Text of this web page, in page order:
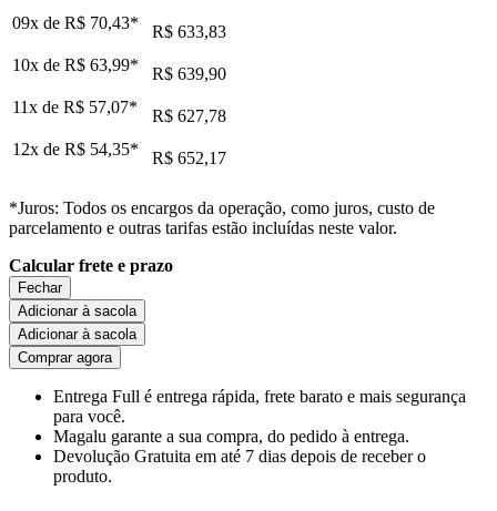
09x de R$ 70,43*
R$ 633,83
10x de R$ 63,99*
R$ 639,90
11x de R$ 57,07*
R$ 627,78
12x de R$ 54,35* R$ 652,17
*Juros: Todos os encargos da operação, como juros, custo de
parcelamento e outras tarifas estão incluídas neste valor.
Calcular frete e prazo
Fechar
Adicionar à sacola
Adicionar à sacola
Comprar agora
Entrega Full é entrega rápida, frete barato e mais segurança
para você.
Magalu garante a sua compra, do pedido à entrega.
Devolução Gratuita em até 7 dias depois de receber o
produto.